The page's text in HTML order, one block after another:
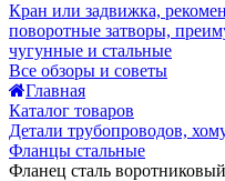
Кран или задвижка,
поворотные затворы,
чугунные и стальные
Все обзоры и советы
Главная
Каталог товаров
Детали трубопроводов,
Фланцы стальные
Фланец сталь